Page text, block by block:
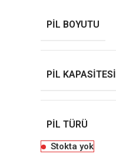
PIL BOYUTU
PIL KAPASITESI
PIL TÜRÜ
Stokta yok